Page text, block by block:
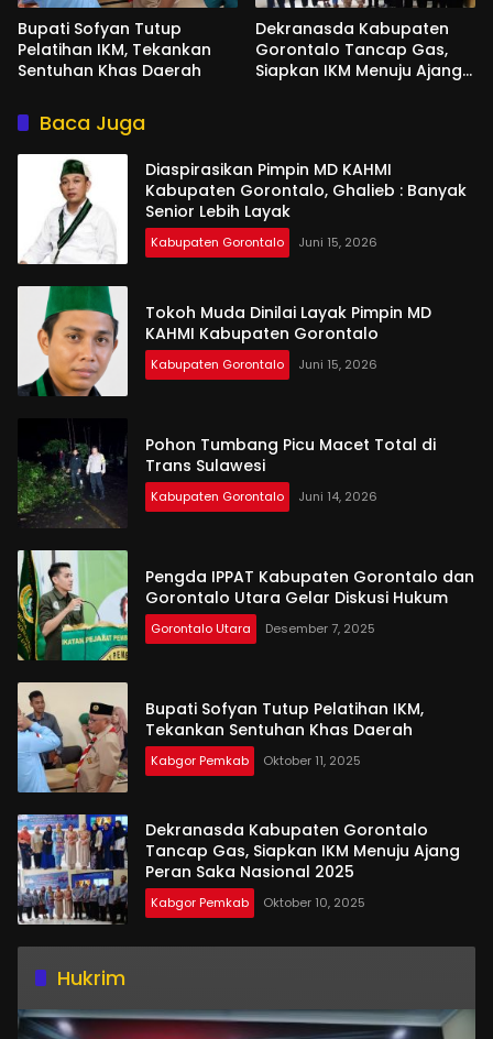
Bupati Sofyan Tutup
Pelatihan IKM, Tekankan
Sentuhan Khas Daerah
Dekranasda Kabupaten
Gorontalo Tancap Gas,
Siapkan IKM Menuju Ajang
Baca Juga
Diaspirasikan Pimpin MD KAHMI
Kabupaten Gorontalo, Ghalieb : Banyak
Senior Lebih Layak
Kabupaten Gorontalo Juni 15, 2026
Tokoh Muda Dinilai Layak Pimpin MD
KAHMI Kabupaten Gorontalo
Kabupaten Gorontalo Juni 15, 2026
Pohon Tumbang Picu Macet Total di
Trans Sulawesi
Kabupaten Gorontalo Juni 14, 2026
Pengda IPPAT Kabupaten Gorontalo dan
Gorontalo Utara Gelar Diskusi Hukum
Gorontalo Utara Desember 7, 2025
Bupati Sofyan Tutup Pelatihan IKM,
Tekankan Sentuhan Khas Daerah
Kabgor Pemkab Oktober 11, 2025
Dekranasda Kabupaten Gorontalo
Tancap Gas, Siapkan IKM Menuju Ajang
Peran Saka Nasional 2025
Kabgor Pemkab Oktober 10, 2025
Hukrim